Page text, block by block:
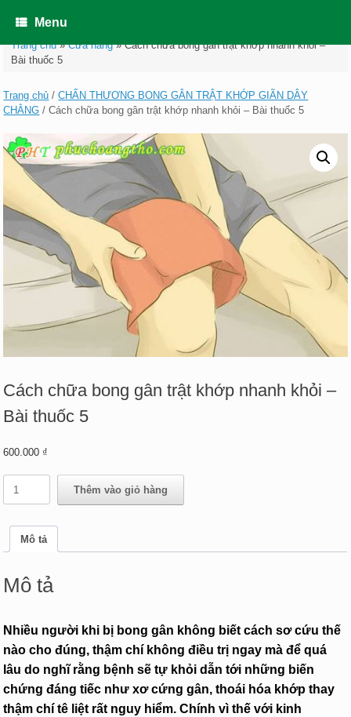
Menu
Trang chủ»Cửa hàng»Cách chữa bong gân trật khớp nhanh khỏi –
Bài thuốc 5
Trang chủ /CHẤN THƯƠNG BONG GÂN TRẬT KHỚP GIÃN DÂY
CHẰNG / Cách chữa bong gân trật khớp nhanh khỏi – Bài thuốc 5
Cách chữa bong gân trật khớp nhanh khỏi –
Bài thuốc 5
600.000 ₫
chữa
gân
khớp
khỏi
thuốc
5
lượng
Thêm vào giỏ hàng
Mô tả
Mô tả
Nhiều người khi bị bong gân không biết cách sơ cứu thế
nào cho đúng, thậm chí không điều trị ngay mà để quá
lâu do nghĩ rằng bệnh sẽ tự khỏi dẫn tới những biến
chứng đáng tiếc như xơ cứng gân, thoái hóa khớp thay
thậm chí tê liệt rất nguy hiểm. Chính vì thế với kinh